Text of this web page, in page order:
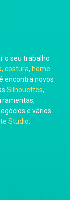
o seu trabalho
costura, home
encontra novos
Silhouettes,
e vários
Studio